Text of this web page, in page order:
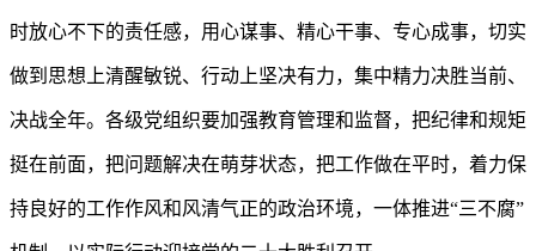
时放心不下的责任感，用心谋事、精心干事、专心成事，切实
做到思想上清醒敏锐、行动上坚决有力，集中精力决胜当前、
决战全年。各级党组织要加强教育管理和监督，把纪律和规矩
挺在前面，把问题解决在萌芽状态，把工作做在平时，着力保
持良好的工作作风和风清气正的政治环境，一体推进“三不腐”